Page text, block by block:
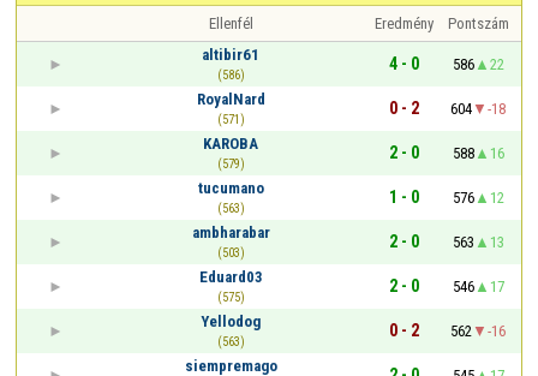
Ellenfél Eredmény
Pontszám
altibir61
(586)
4 - 0 586
22
RoyalNard
(571)
0 - 2 604
-18
KAROBA
(579)
2 - 0 588
16
tucumano
(563)
1 - 0 576
12
ambharabar
(503)
2 - 0 563
13
Eduard03
(575)
2 - 0 546
17
Yellodog
(563)
0 - 2 562
-16
siempremago